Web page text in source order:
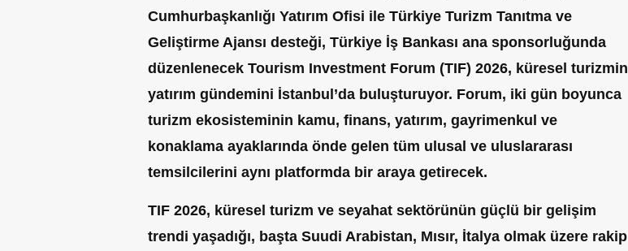
Cumhurbaşkanlığı Yatırım Ofisi ile Türkiye Turizm Tanıtma ve
Geliştirme Ajansı desteği, Türkiye İş Bankası ana sponsorluğunda
düzenlenecek Tourism Investment Forum (TIF) 2026, küresel turizmin
yatırım gündemini İstanbul’da buluşturuyor. Forum, iki gün boyunca
turizm ekosisteminin kamu, finans, yatırım, gayrimenkul ve
konaklama ayaklarında önde gelen tüm ulusal ve uluslararası
temsilcilerini aynı platformda bir araya getirecek.
TIF 2026, küresel turizm ve seyahat sektörünün güçlü bir gelişim
trendi yaşadığı, başta Suudi Arabistan, Mısır, İtalya olmak üzere rakip